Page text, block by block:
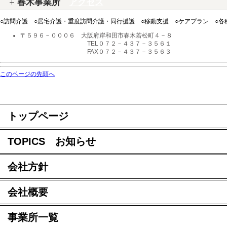
春木事業所
○訪問介護 ○居宅介護・重度訪問介護・同行援護 ○移動支援 ○ケアプラン ○各
〒５９６－０００６ 大阪府岸和田市春木若松町４－８
TEL０７２－４３７－３５６１
FAX０７２－４３７－３５６３
このページの先頭へ
トップページ
TOPICS お知らせ
会社方針
会社概要
事業所一覧